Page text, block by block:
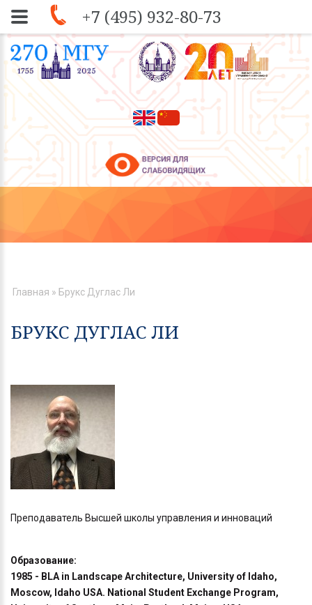
Skip to navigation
Перейти к основному содержанию
ВЫ ЗДЕСЬ
Главная » Брукс Дуглас Ли
БРУКС ДУГЛАС ЛИ
Преподаватель Высшей школы управления и инноваций
Образование:
1985 - BLA in Landscape Architecture, University of Idaho,
Moscow, Idaho USA. National Student Exchange Program,
+7 (495) 932-80-73